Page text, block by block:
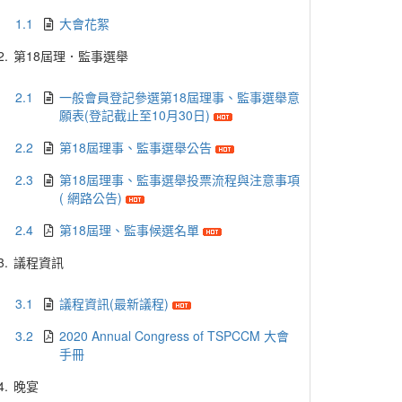
1.1
大會花絮
第18屆理．監事選舉
2.1
一般會員登記參選第18屆理事、監事選舉意
願表(登記截止至10月30日)
2.2
第18屆理事、監事選舉公告
2.3
第18屆理事、監事選舉投票流程與注意事項
( 網路公告)
2.4
第18屆理、監事候選名單
議程資訊
3.1
議程資訊(最新議程)
3.2
2020 Annual Congress of TSPCCM 大會
手冊
晚宴